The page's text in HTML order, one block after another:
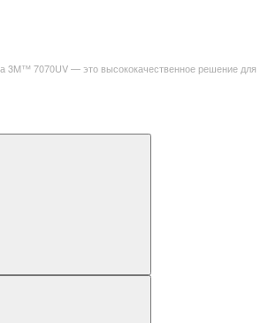
3M™ 7070UV — это высококачественное решение для